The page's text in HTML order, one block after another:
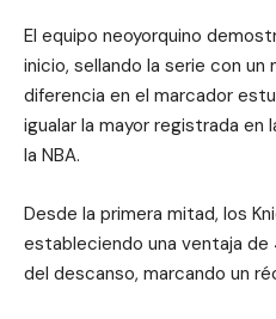
El equipo neoyorquino
inicio, sellando la serie con un
diferencia en el marcador
igualar la mayor registrada en
la NBA.
Desde la primera mitad, los
estableciendo una ventaja
del descanso, marcando un